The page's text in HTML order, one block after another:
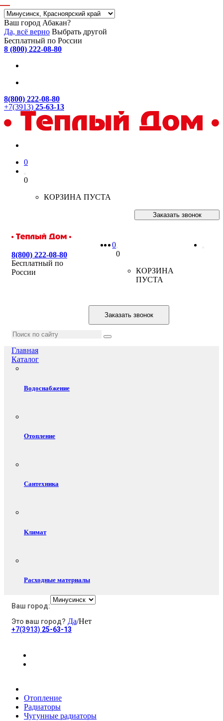
Ваш город Абакан?
Да, всё верно Выбрать другой
Бесплатный по России
8 (800) 222-08-80
8(800) 222-08-80
+7(3913) 25-63-13
0
0
КОРЗИНА ПУСТА
Заказать звонок
8(800) 222-08-80
Бесплатный по
России
0
0
КОРЗИНА
ПУСТА
Заказать звонок
Главная
Каталог
Водоснабжение
Отопление
Сантехника
Климат
Расходные материалы
Электротовары
Ваш город:
Это ваш город? Да/Нет
+7(3913) 25-63-13
Отопление
Радиаторы
Чугунные радиаторы